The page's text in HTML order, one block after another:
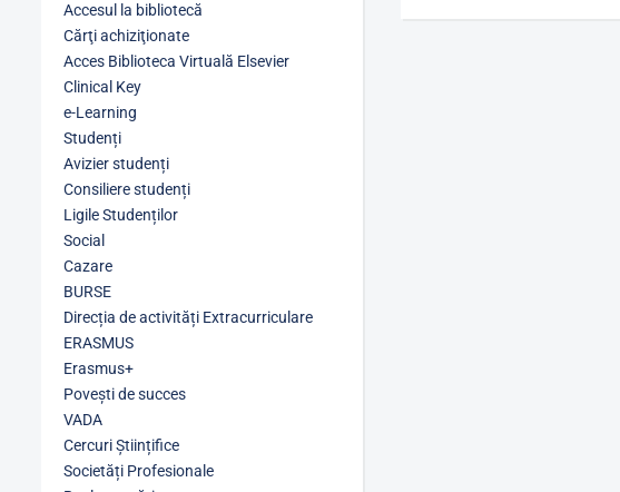
Accesul la bibliotecă
Cărţi achiziţionate
Acces Biblioteca Virtuală Elsevier
Clinical Key
e-Learning
Studenți
Avizier studenți
Consiliere studenți
Ligile Studenților
Social
Cazare
BURSE
Direcția de activități Extracurriculare
ERASMUS
Erasmus+
Povești de succes
VADA
Cercuri Științifice
Societăți Profesionale